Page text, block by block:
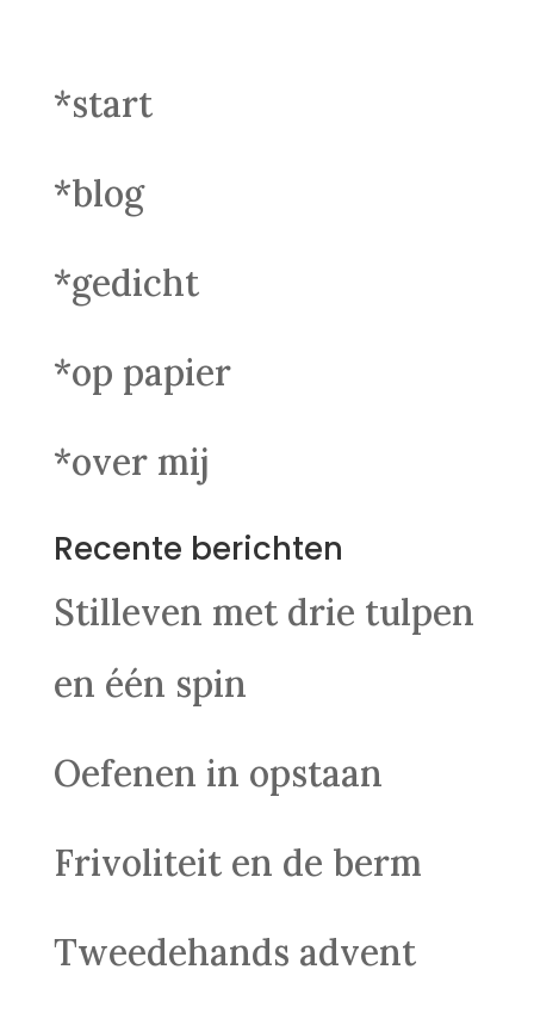
*start
*blog
*gedicht
*op papier
*over mij
Recente berichten
Stilleven met drie tulpen
en één spin
Oefenen in opstaan
Frivoliteit en de berm
Tweedehands advent